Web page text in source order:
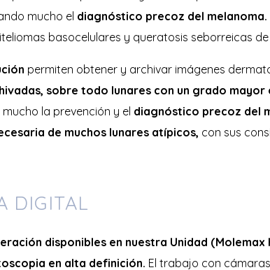
mucho el diagnóstico precoz del melanoma.
basocelulares y queratosis seborreicas
permiten obtener y archivar imágenes
sobre todo lunares con un grado mayor
la prevención y el diagnóstico precoz del
de muchos lunares atípicos, con sus
DIGITAL
disponibles en nuestra Unidad (Molemax
en alta definición. El trabajo con